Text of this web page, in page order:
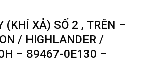
(KHÍ XẢ) SỐ 2 , TRÊN –
/ HIGHLANDER /
– 89467-0E130 –